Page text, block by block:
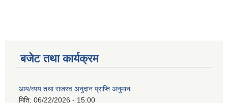
बजेट तथा कार्यक्रम
आय/व्यय तथा राजस्व अनुदान प्राप्ति अनुमान
मिति: 06/22/2026 - 15:00